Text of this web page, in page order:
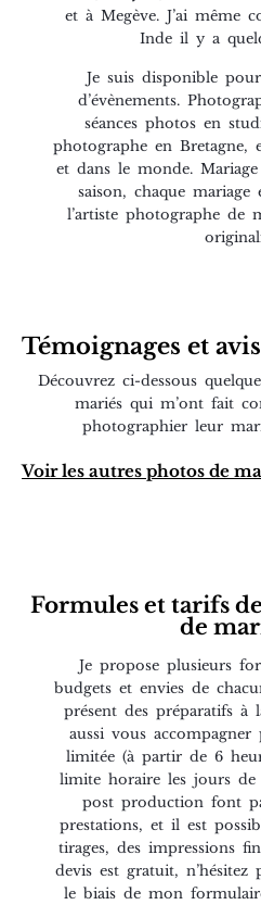
et à Megève. J’ai même
Inde il y a
Je suis disponible
d’évènements.
séances photos en
photographe en Bretagne,
et dans le monde.
saison, chaque mariage
l’artiste photographe de
Témoignages et
Découvrez ci-dessous
mariés qui m’ont fait
photographier leur
Voir les autres photos de
Formules et tarifs
de
Je propose plusieurs
budgets et envies de
présent des préparatifs à
aussi vous
limitée (à partir de 6
limite horaire les jours de
post production font
prestations, et il est
tirages, des impressions
devis est gratuit,
le biais de mon